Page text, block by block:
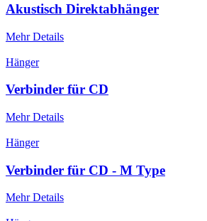
Akustisch Direktabhänger
Mehr Details
Hänger
Verbinder für CD
Mehr Details
Hänger
Verbinder für CD - M Type
Mehr Details